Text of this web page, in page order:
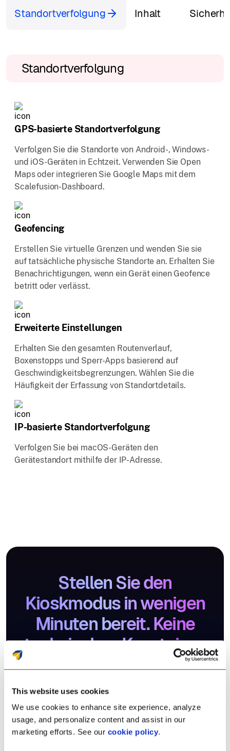
This website uses cookies
We use cookies to enhance site experience, analyze
usage, and personalize content and assist in our
marketing efforts. See our cookie policy.
Standortverfolgung Inhalt
Standortverfolgung
GPS-basierte Standortverfolgung
Verfolgen Sie die Standorte von Android-, Windows-
und iOS-Geräten in Echtzeit. Verwenden Sie Open
Maps oder integrieren Sie Google Maps mit dem
Scalefusion-Dashboard.
Geofencing
Erstellen Sie virtuelle Grenzen und wenden Sie sie
auf tatsächliche physische Standorte an. Erhalten Sie
Benachrichtigungen, wenn ein Gerät einen Geofence
betritt oder verlässt.
Erweiterte Einstellungen
Erhalten Sie den gesamten Routenverlauf,
Boxenstopps und Sperr-Apps basierend auf
Geschwindigkeitsbegrenzungen. Wählen Sie die
Häufigkeit der Erfassung von Standortdetails.
IP-basierte Standortverfolgung
Verfolgen Sie bei macOS-Geräten den
Gerätestandort mithilfe der IP-Adresse.
Stellen Sie den
Kioskmodus in wenigen
Minuten bereit. Keine
technischen Kenntnisse
erforderlich.
Kostenlos testen Demo buchen